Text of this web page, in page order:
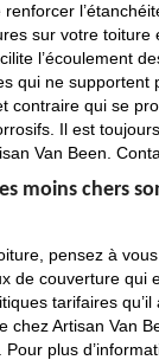
sur votre toiture
l’écoulement
qui ne supportent
contraire qui se
Il est
Van Been.
moins chers
pensez à
de couverture qui
tarifaires qu’il
chez Artisan Van
plus